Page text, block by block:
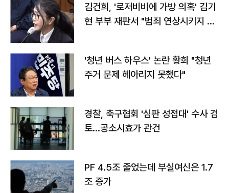
김건희, '로저비비에 가방 의혹' 김기
현 부부 재판서 "범죄 연상시키지 말
'청년 버스 하우스' 논란 황희 "청년
주거 문제 헤아리지 못했다"
경찰, 축구협회 '심판 성접대' 수사 검
토…공소시효가 관건
PF 4.5조 줄었는데 부실여신은 1.7
조 증가